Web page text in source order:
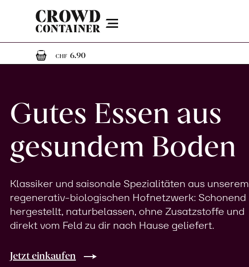
Menu
CHF 6.901 Artikel im Warenkorb
Gutes Essen aus
gesundem Boden
Klassiker und saisonale Spezialitäten aus unserem
regenerativ-biologischen Hofnetzwerk: Schonend
hergestellt, naturbelassen, ohne Zusatzstoffe und
direkt vom Feld zu dir nach Hause geliefert.
Jetzt einkaufen